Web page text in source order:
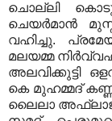
ചൊല്ലി
ചെയര്‍മാന്‍
വഹിച്ചു.
മലയമ്മ
അലവിക്കുട്ടി
കെ മുഹമ്മദ്
ലൈലാ